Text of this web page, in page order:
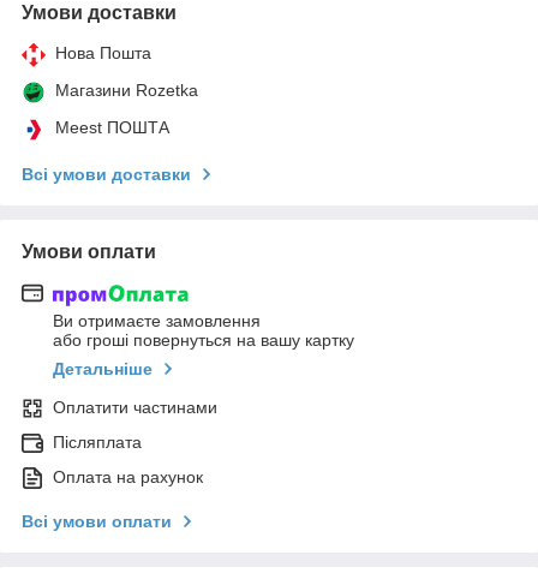
Умови доставки
Нова Пошта
Магазини Rozetka
Meest ПОШТА
Всі умови доставки
Умови оплати
Ви отримаєте замовлення
або гроші повернуться на вашу картку
Детальніше
Оплатити частинами
Післяплата
Оплата на рахунок
Всі умови оплати